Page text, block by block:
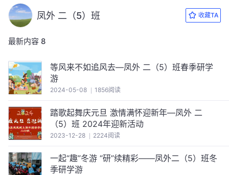
凤外 二（5）班 收藏TA
最新内容 8
等风来不如追风去—凤外 二（5）班春季研学
游
2024-05-08 1856阅读
踏歌起舞庆元旦 激情满怀迎新年—凤外 二
（5）班 2024年迎新活动
2023-12-28 2224阅读
一起“趣”冬游 “研”续精彩——凤外二（5）班冬
季研学游